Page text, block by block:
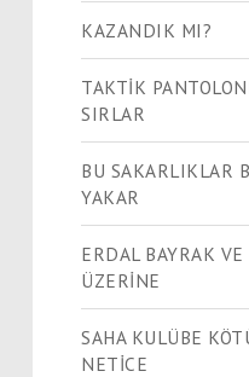
KAZANDIK MI?
TAKTİK
SIRLAR
BU SAKARLIKLAR
YAKAR
ERDAL BAYRAK VE
ÜZERİNE
SAHA KULÜBE
NETİCE